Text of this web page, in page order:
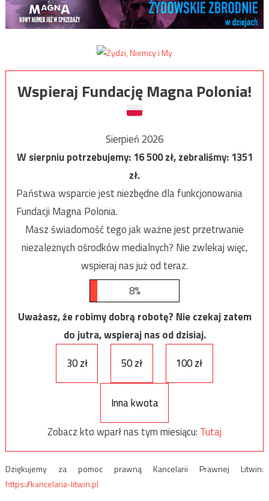
Wspieraj Fundację Magna Polonia!
Sierpień 2026
W sierpniu potrzebujemy:16 500zł, zebraliśmy:1351
zł.
Państwa wsparcie jest niezbędne dla funkcjonowania
Fundacji Magna Polonia.
Masz świadomość tego jak ważne jest przetrwanie
niezależnych ośrodków medialnych? Nie zwlekaj więc,
wspieraj nas już od teraz.
8%
Uważasz, że robimy dobrą robotę? Nie czekaj zatem
do jutra, wspieraj nas od dzisiaj.
30 zł
50 zł 100 zł
Inna kwota
Zobacz kto wparł nas tym miesiącu: Tutaj
Dziękujemy za pomoc prawną Kancelarii Prawnej Litwin:
https://kancelaria-litwin.pl